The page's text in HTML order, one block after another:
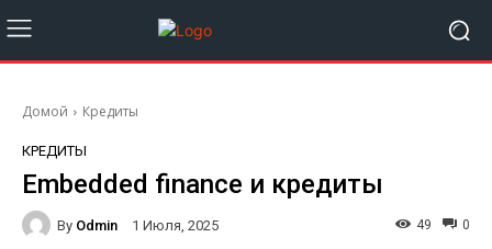
Домой Кредиты
КРЕДИТЫ
Embedded finance и кредиты
By Odmin 1 Июля, 2025 0
49